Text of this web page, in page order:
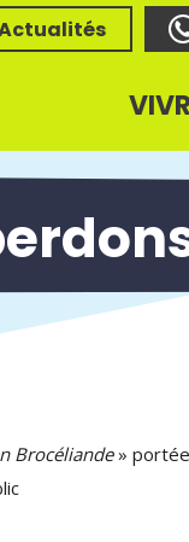
Brocéliande» portée